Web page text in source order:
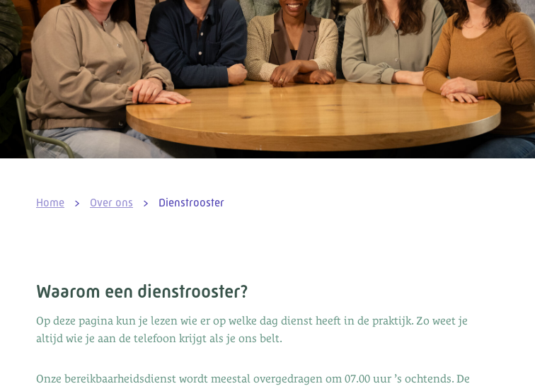
Home > Over ons > Dienstrooster
Waarom een dienstrooster?
Op deze pagina kun je lezen wie er op welke dag dienst heeft in de praktijk. Zo weet je
altijd wie je aan de telefoon krijgt als je ons belt.
Onze bereikbaarheidsdienst wordt meestal overgedragen om 07.00 uur ’s ochtends. De